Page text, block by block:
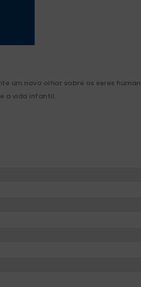
um novo olhar sobre os seres
a vida infantil.